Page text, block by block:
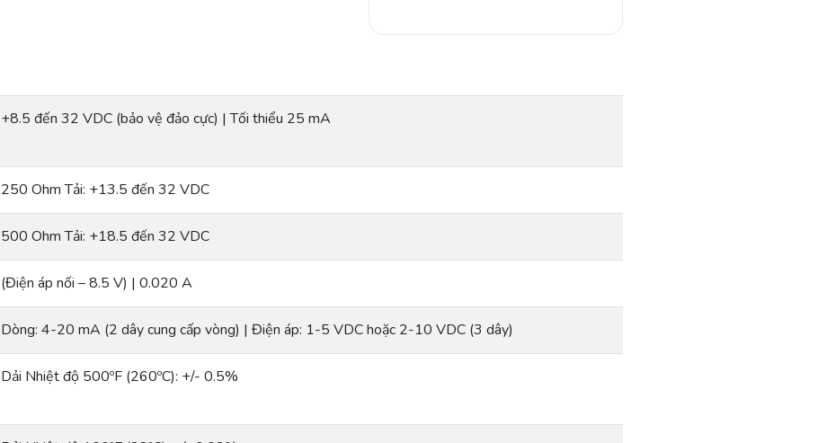
+8.5 đến 32 VDC (bảo vệ đảo cực) | Tối thiểu 25 mA
250 Ohm Tải: +13.5 đến 32 VDC
500 Ohm Tải: +18.5 đến 32 VDC
(Điện áp nối – 8.5 V) | 0.020 A
Dòng: 4-20 mA (2 dây cung cấp vòng) | Điện áp: 1-5 VDC hoặc 2-10 VDC (3 dây)
Dải Nhiệt độ 500ºF (260ºC): +/- 0.5%